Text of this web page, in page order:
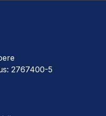
2767400-5